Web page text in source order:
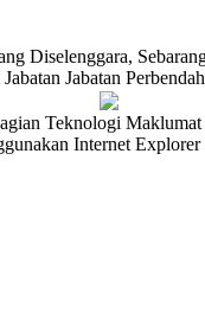
Diselenggara,
Jabatan
Teknologi Maklumat
Internet